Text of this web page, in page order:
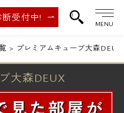
受付中!
MENU
プレミアムキューブ大森DEUX
大森DEUX